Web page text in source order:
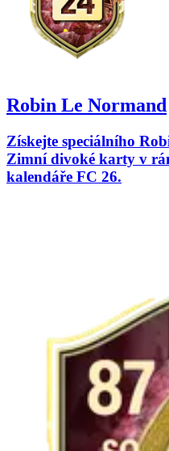
Robin Le Normand
Získejte speciálního
Zimní divoké karty v
kalendáře FC 26.